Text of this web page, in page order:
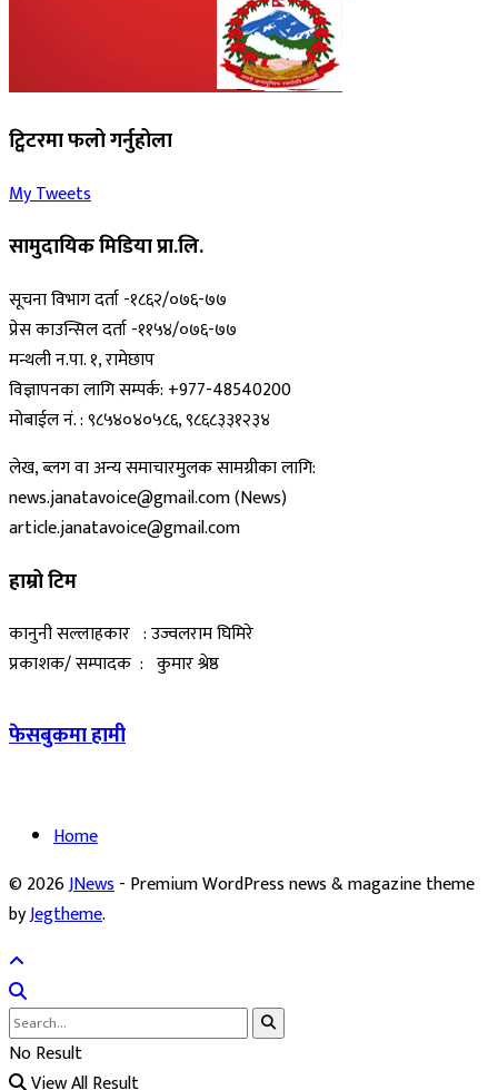
ट्विटरमा फलो गर्नुहोला
My Tweets
सामुदायिक मिडिया प्रा.लि.
सूचना विभाग दर्ता -१८६२/०७६-७७
प्रेस काउन्सिल दर्ता -११५४/०७६-७७
मन्थली न.पा. १, रामेछाप
विज्ञापनका लागि सम्पर्क: +977-48540200
मोबाईल नं. : ९८५४०४०५८६, ९८६८३३१२३४
लेख, ब्लग वा अन्य समाचारमुलक सामग्रीका लागि:
news.janatavoice@gmail.com (News)
article.janatavoice@gmail.com
हाम्रो टिम
कानुनी सल्लाहकार : उज्वलराम घिमिरे
प्रकाशक/ सम्पादक : कुमार श्रेष्ठ
फेसबुकमा हामी
Home
© 2026JNews- Premium WordPress news & magazine theme
byJegtheme.
No Result
View All Result